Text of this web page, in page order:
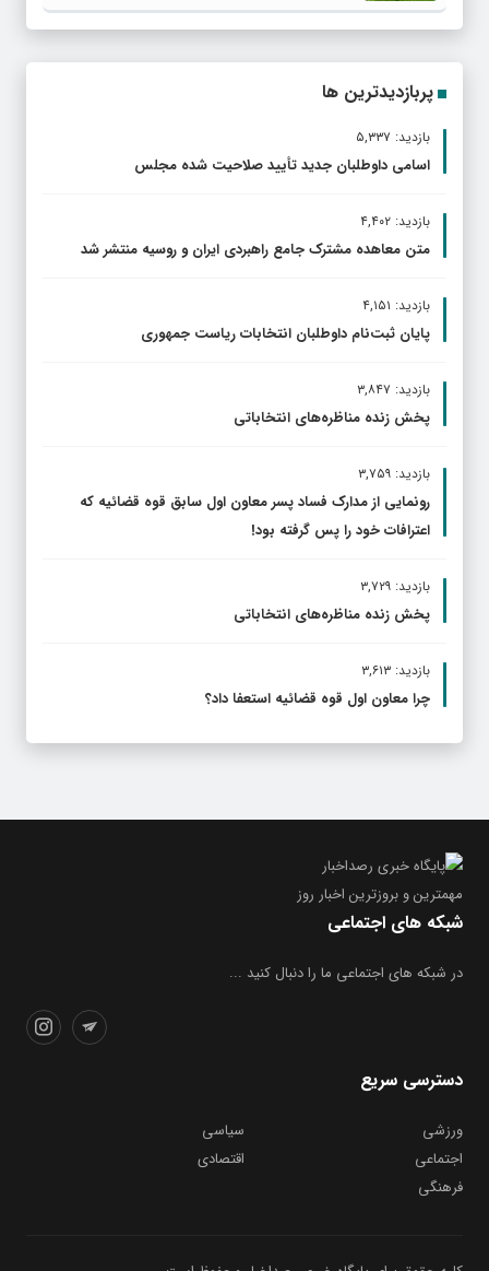
پربازدیدترین ها
بازدید: ۵,۳۳۷
اسامی داوطلبان جدید تأیید صلاحیت شده مجلس
بازدید: ۴,۴۰۲
متن معاهده مشترک جامع راهبردی ایران و روسیه منتشر شد
بازدید: ۴,۱۵۱
پایان ثبت‌نام داوطلبان انتخابات ریاست جمهوری
بازدید: ۳,۸۴۷
پخش زنده مناظره‌های انتخاباتی
بازدید: ۳,۷۵۹
رونمایی از مدارک فساد پسر معاون اول سابق قوه قضائیه که
اعترافات خود را پس گرفته بود!
بازدید: ۳,۷۲۹
پخش زنده مناظره‌های انتخاباتی
بازدید: ۳,۶۱۳
چرا معاون اول قوه قضائیه استعفا داد؟
مهمترین و بروز‌ترین اخبار روز
شبکه های اجتماعی
در شبکه های اجتماعی ما را دنبال کنید ...
دسترسی سریع
ورزشی
سیاسی
اجتماعی
اقتصادی
فرهنگی